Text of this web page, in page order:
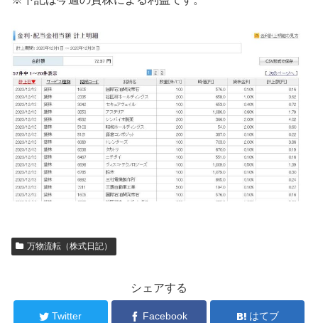
万物流転（株式日記）
シェアする
Twitter Facebook はてブ